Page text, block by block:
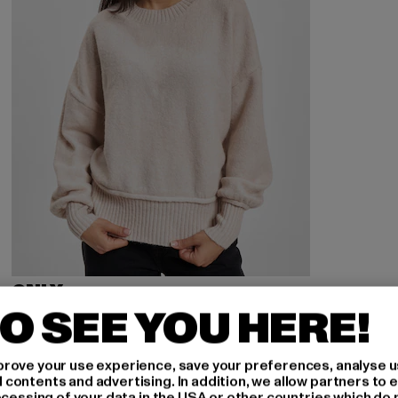
ONLY
Only Onlhazel Ls O-Neck Bf Knit
20,00 EUR
Derzeitiger Preis: 20,00 EUR
39,99 EUR Aktionspreis: 39,99 EUR
SEE YOU HERE!
your use experience, save your preferences, analyse
and advertising. In addition, we allow partners to